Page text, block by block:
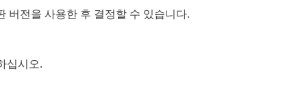
버전을 사용한 후 결정할 수 있습니다.
십시오.